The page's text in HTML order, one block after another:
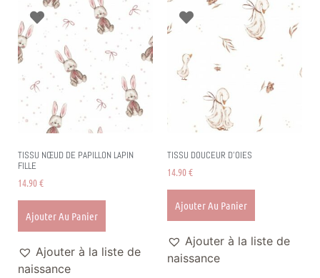
TISSU NŒUD DE PAPILLON LAPIN
FILLE
14.90€
Ajouter Au Panier
Ajouter à la liste de
naissance
TISSU DOUCEUR D’OIES
14.90€
Ajouter Au Panier
Ajouter à la liste de
naissance